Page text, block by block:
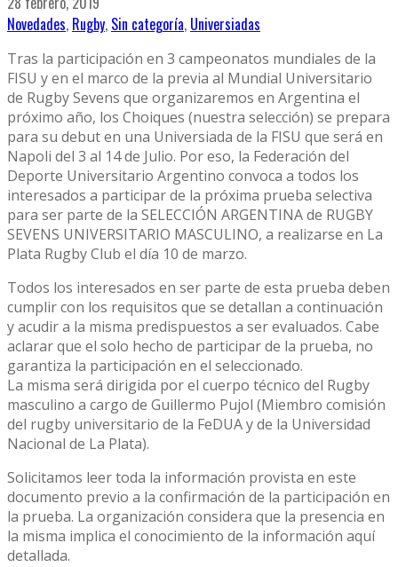
Novedades, Rugby, Sin categoría, Universiadas
Tras la participación en 3 campeonatos mundiales de la
FISU y en el marco de la previa al Mundial Universitario
de Rugby Sevens que organizaremos en Argentina el
próximo año, los Choiques (nuestra selección) se prepara
para su debut en una Universiada de la FISU que será en
Napoli del 3 al 14 de Julio. Por eso, la Federación del
Deporte Universitario Argentino convoca a todos los
interesados a participar de la próxima prueba selectiva
para ser parte de la SELECCIÓN ARGENTINA de RUGBY
SEVENS UNIVERSITARIO MASCULINO, a realizarse en La
Plata Rugby Club el día 10 de marzo.
Todos los interesados en ser parte de esta prueba deben
cumplir con los requisitos que se detallan a continuación
y acudir a la misma predispuestos a ser evaluados. Cabe
aclarar que el solo hecho de participar de la prueba, no
garantiza la participación en el seleccionado.
La misma será dirigida por el cuerpo técnico del Rugby
masculino a cargo de Guillermo Pujol (Miembro comisión
del rugby universitario de la FeDUA y de la Universidad
Nacional de La Plata).
Solicitamos leer toda la información provista en este
documento previo a la confirmación de la participación en
la prueba. La organización considera que la presencia en
la misma implica el conocimiento de la información aquí
detallada.